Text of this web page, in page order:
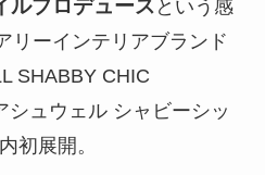
ルプロデュース という感
リーインテリアブランド
SHABBY CHIC
シュウェル シャビーシッ
初展開。